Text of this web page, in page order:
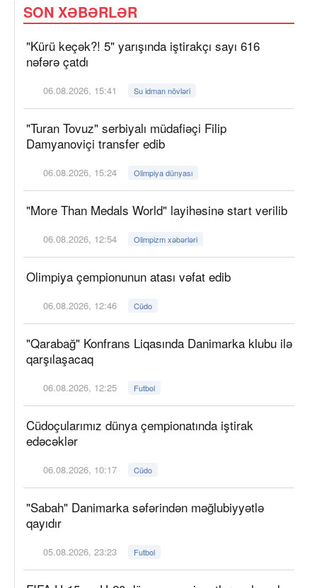
SON XƏBƏRLƏR
"Kürü keçək?! 5" yarışında iştirakçı sayı 616
nəfərə çatdı
06.08.2026, 15:41 Su idman növləri
"Turan Tovuz" serbiyalı müdafiəçi Filip
Damyanoviçi transfer edib
06.08.2026, 15:24 Olimpiya dünyası
"More Than Medals World" layihəsinə start verilib
06.08.2026, 12:54 Olimpizm xəbərləri
Olimpiya çempionunun atası vəfat edib
06.08.2026, 12:46 Cüdo
"Qarabağ" Konfrans Liqasında Danimarka klubu ilə
qarşılaşacaq
06.08.2026, 12:25 Futbol
Cüdoçularımız dünya çempionatında iştirak
edəcəklər
06.08.2026, 10:17 Cüdo
"Sabah" Danimarka səfərindən məğlubiyyətlə
qayıdır
05.08.2026, 23:23 Futbol